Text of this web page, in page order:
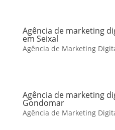
Agência de marketing
em Seixal
Agência de Marketing
Agência de marketing
Gondomar
Agência de Marketing